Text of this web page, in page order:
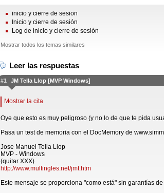
inicio y cierre de sesion
Inicio y cierre de sesión
Log de inicio y cierre de sesión
Mostrar todos los temas similares
Leer las respuestas
#1 JM Tella Llop [MVP Windows]
Mostrar la cita
Oye que esto es muy peligroso (y no lo de que te pida
Pasa un test de memoria con el DocMemory de
Jose Manuel Tella Llop
MVP - Windows
(quitar XXX)
http://www.multingles.net/jmt.htm
Este mensaje se proporciona "como está" sin garantías